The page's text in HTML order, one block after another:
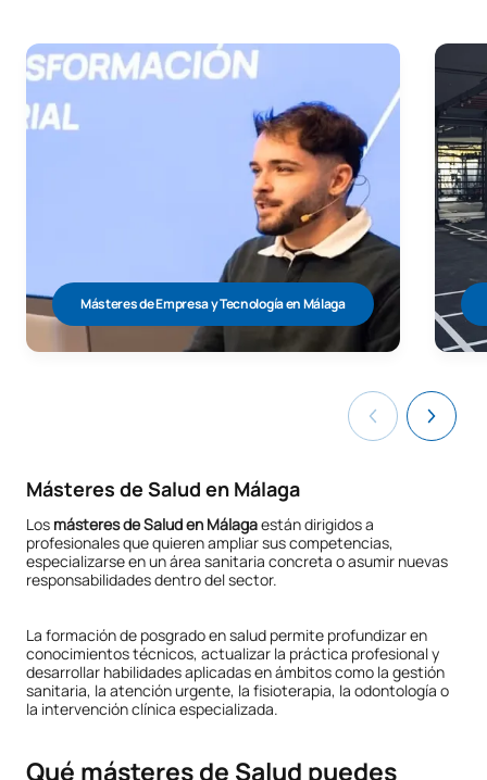
Másteres de Empresa y Tecnología en Málaga
Másteres de Salud en Málaga
Los másteres de Salud en Málagaestán dirigidos a
profesionales que quieren ampliar sus competencias,
especializarse en un área sanitaria concreta o asumir nuevas
responsabilidades dentro del sector.
La formación de posgrado en salud permite profundizar en
conocimientos técnicos, actualizar la práctica profesional y
desarrollar habilidades aplicadas en ámbitos como la gestión
sanitaria, la atención urgente, la fisioterapia, la odontología o
la intervención clínica especializada.
Qué másteres de Salud puedes